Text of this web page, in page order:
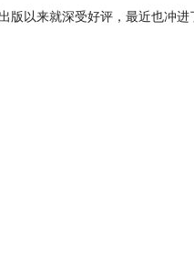
版以来就深受好评，最近也冲